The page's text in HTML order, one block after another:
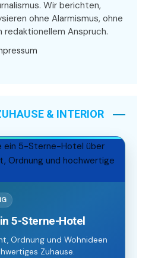
Wir berichten,
ohne Alarmismus, ohne
redaktionellem Anspruch.
& INTERIOR
5-Sterne-Hotel
Ordnung und Wohnideen
Zuhause.